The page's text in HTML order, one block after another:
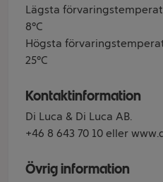
Lägsta
8°C
Högsta
25°C
Kontaktinformation
Di Luca & Di Luca AB.
+46 8 643 70 10 eller
Övrig information